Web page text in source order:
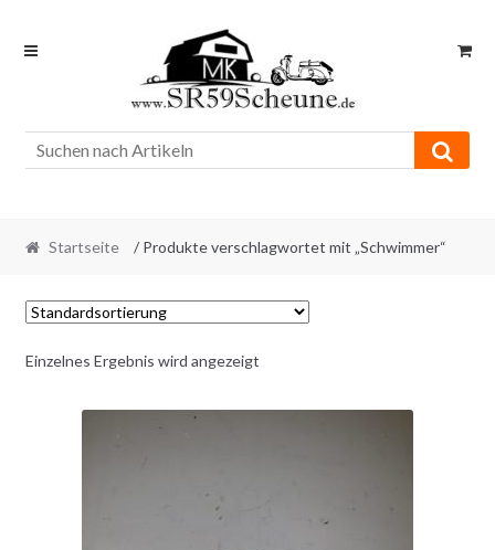
Skip
Skip
Startseite / Produkte verschlagwortet mit „Schwimmer“
Einzelnes Ergebnis wird angezeigt